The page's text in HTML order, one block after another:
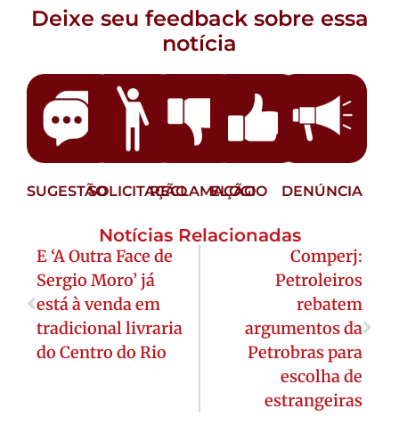
Deixe seu feedback sobre essa
notícia
SUGESTÃOSOLICITAÇÃORECLAMAÇÃO
ELOGIO DENÚNCIA
Notícias Relacionadas
E ‘A Outra Face de
Sergio Moro’ já
está à venda em
tradicional livraria
do Centro do Rio
Comperj:
Petroleiros
rebatem
argumentos da
Petrobras para
escolha de
estrangeiras